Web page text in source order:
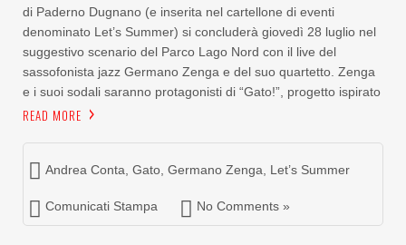
di Paderno Dugnano (e inserita nel cartellone di eventi
denominato Let’s Summer) si concluderà giovedì 28 luglio nel
suggestivo scenario del Parco Lago Nord con il live del
sassofonista jazz Germano Zenga e del suo quartetto. Zenga
e i suoi sodali saranno protagonisti di “Gato!”, progetto ispirato
READ MORE
Andrea Conta Gato Germano Zenga Let’s Summer
Comunicati Stampa No Comments »